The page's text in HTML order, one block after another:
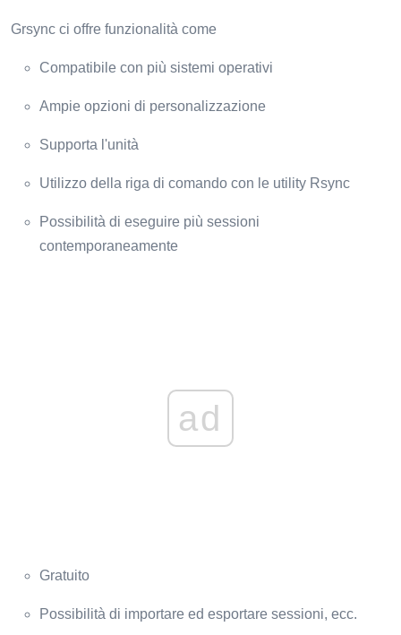
Grsync ci offre funzionalità come
Compatibile con più sistemi operativi
Ampie opzioni di personalizzazione
Supporta l'unità
Utilizzo della riga di comando con le utility Rsync
Possibilità di eseguire più sessioni
contemporaneamente
ad
Gratuito
Possibilità di importare ed esportare sessioni, ecc.